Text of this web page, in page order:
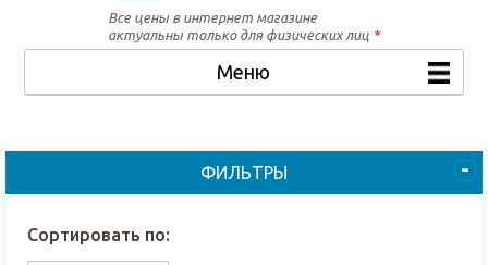
Все цены в интернет магазине
актуальны только для физических лиц *
Меню
ФИЛЬТРЫ
Сортировать по: